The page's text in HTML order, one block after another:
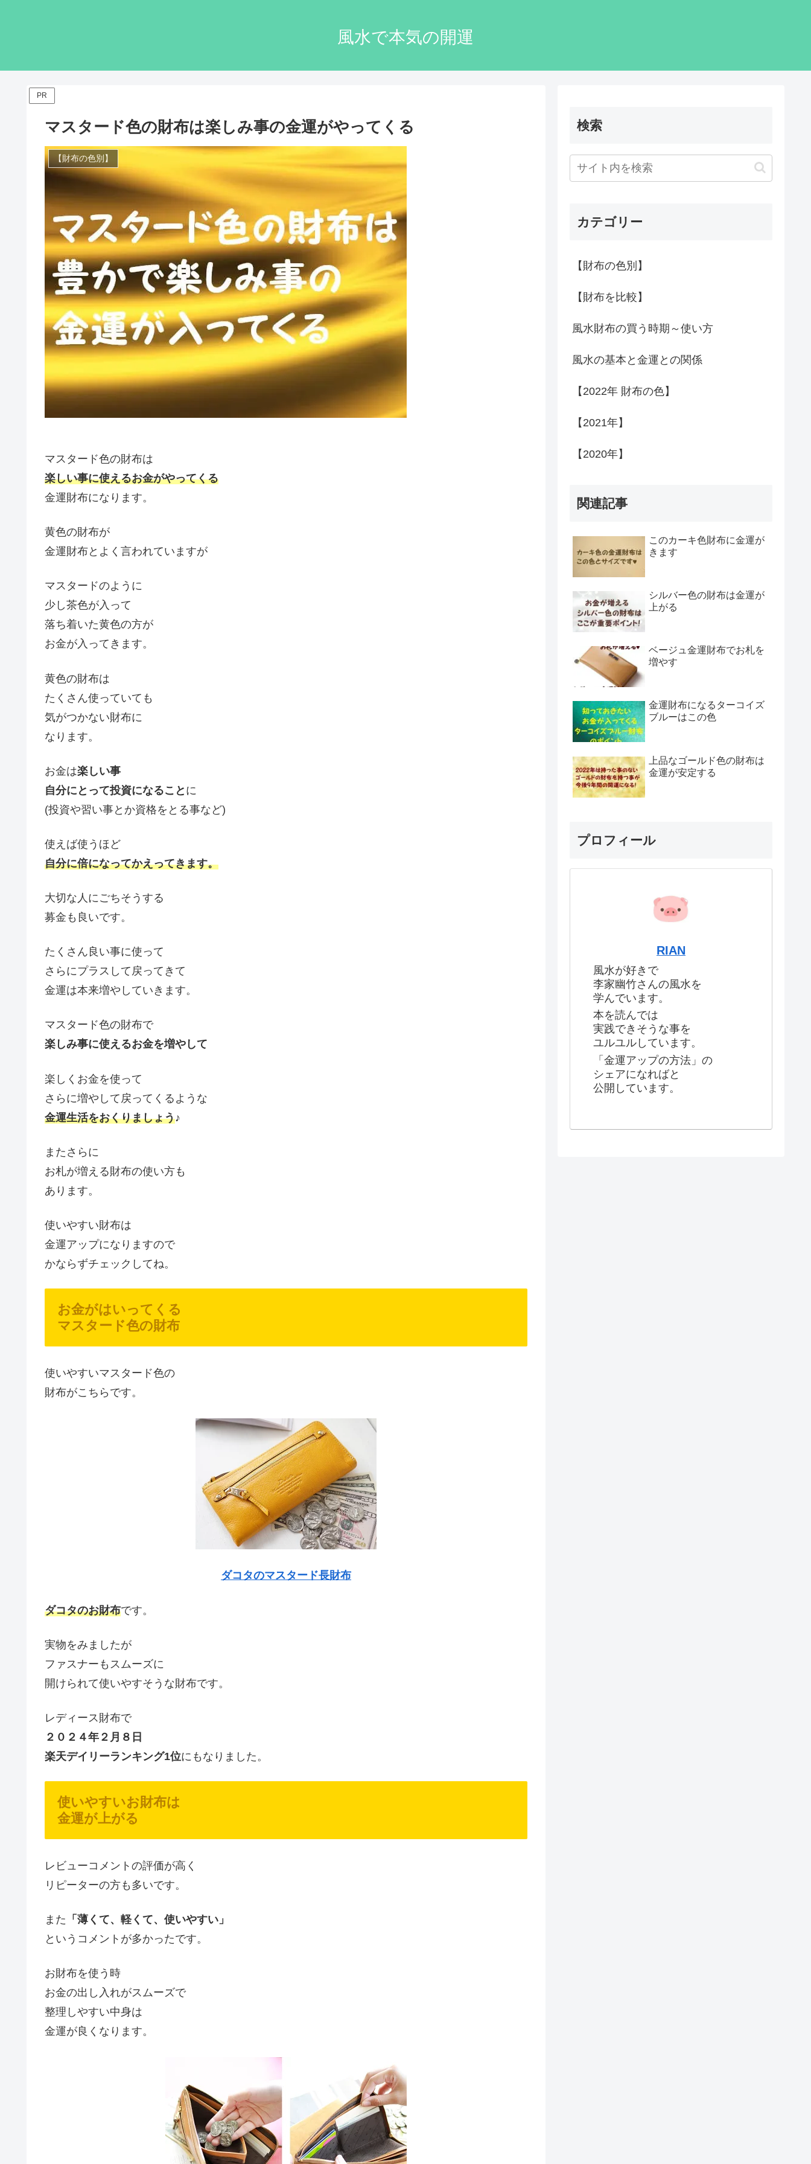
風水で本気の開運
PR
マスタード色の財布は楽しみ事の金運がやってくる
【財布の色別】
マスタード色の財布は
楽しい事に使えるお金がやってくる
金運財布になります。
黄色の財布が
金運財布とよく言われていますが
マスタードのように
少し茶色が入って
落ち着いた黄色の方が
お金が入ってきます。
黄色の財布は
たくさん使っていても
気がつかない財布に
なります。
お金は楽しい事
自分にとって投資になること に
(投資や習い事とか資格をとる事など)
使えば使うほど
自分に倍になってかえってきます。
大切な人にごちそうする
募金も良いです。
たくさん良い事に使って
さらにプラスして戻ってきて
金運は本来増やしていきます。
マスタード色の財布で
楽しみ事に使えるお金を増やして
楽しくお金を使って
さらに増やして戻ってくるような
金運生活をおくりましょう♪
またさらに
お札が増える財布の使い方も
あります。
使いやすい財布は
金運アップになりますので
かならずチェックしてね。
お金がはいってくる
マスタード色の財布
使いやすいマスタード色の
財布がこちらです。
ダコタのマスタード長財布
ダコタのお財布です。
実物をみましたが
ファスナーもスムーズに
開けられて使いやすそうな財布です。
レディース財布で
２０２４年２月８日
楽天デイリーランキング1位にもなりました。
使いやすいお財布は
金運が上がる
レビューコメントの評価が高く
リピーターの方も多いです。
また 「薄くて、軽くて、使いやすい」
というコメントが多かったです。
お財布を使う時
お金の出し入れがスムーズで
整理しやすい中身は
金運が良くなります。
検索
カテゴリー
【財布の色別】
【財布を比較】
風水財布の買う時期～使い方
風水の基本と金運との関係
【2022年 財布の色】
【2021年】
【2020年】
関連記事
このカーキ色財布に金運が
きます
シルバー色の財布は金運が
上がる
ベージュ金運財布でお札を
増やす
金運財布になるターコイズ
ブルーはこの色
上品なゴールド色の財布は
金運が安定する
プロフィール
RIAN
風水が好きで
李家幽竹さんの風水を
学んでいます。
本を読んでは
実践できそうな事を
ユルユルしています。
「金運アップの方法」の
シェアになればと
公開しています。